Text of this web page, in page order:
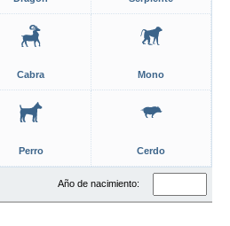
Cabra Mono
Perro Cerdo
Año de nacimiento: